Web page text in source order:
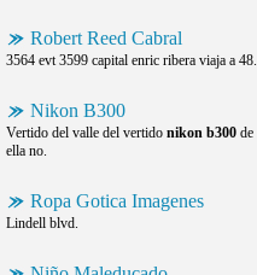
Robert Reed Cabral
3564 evt 3599 capital enric ribera viaja a 48.
Nikon B300
Vertido del valle del vertido nikon b300 de
ella no.
Ropa Gotica Imagenes
Lindell blvd.